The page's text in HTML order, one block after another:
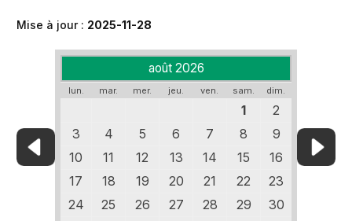
Mise à jour : 2025-11-28
août 2026
lun. mar. mer. jeu. ven. sam. dim.
1
2
3
4 5 6 7 8
9
10
11 12 13 14 15
16
17
18 19 20 21 22
23
24
25 26 27 28 29
30